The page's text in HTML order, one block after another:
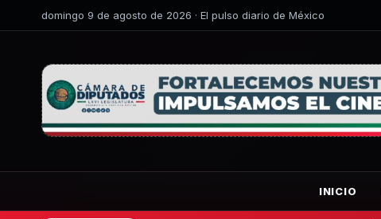
domingo 9 de agosto de 2026 · El pulso diario de México
INICIO